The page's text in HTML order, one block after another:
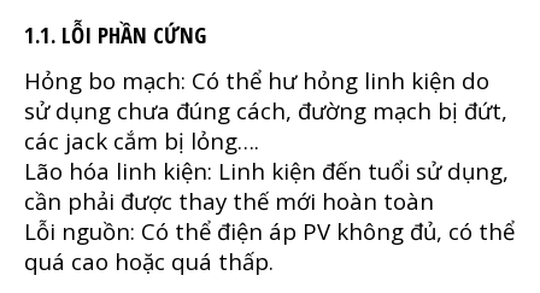
1.1. LỖI PHẦN CỨNG
Hỏng bo mạch: Có thể hư hỏng linh kiện do
sử dụng chưa đúng cách, đường mạch bị đứt,
các jack cắm bị lỏng….
Lão hóa linh kiện: Linh kiện đến tuổi sử dụng,
cần phải được thay thế mới hoàn toàn
Lỗi nguồn: Có thể điện áp PV không đủ, có thể
quá cao hoặc quá thấp.